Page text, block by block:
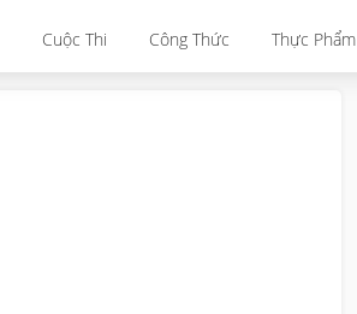
Cuộc Thi Công Thức Thực Phẩm